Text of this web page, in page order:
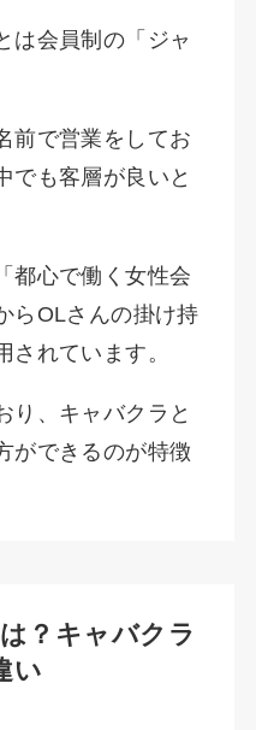
は会員制の「ジャ
前で営業をしてお
でも客層が良いと
都心で働く女性会
らOLさんの掛け持
されています。
り、キャバクラと
ができるのが特徴
？キャバクラ
い